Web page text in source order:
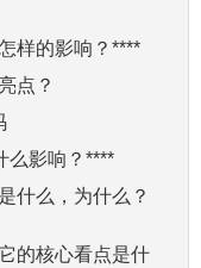
样的影响？****
点？
么影响？****
什么，为什么？
的核心看点是什